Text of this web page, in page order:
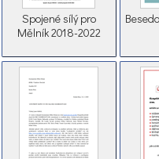
Spojené sílý pro
Mělník 2018-2022